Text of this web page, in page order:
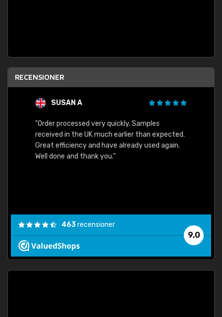
RECENSIONER
SUSAN A
"Order processed very quickly. Samples
received in the UK much earlier than expected.
Great efficiency and have already used again.
Well done and thank you."
9,0
463recensioner